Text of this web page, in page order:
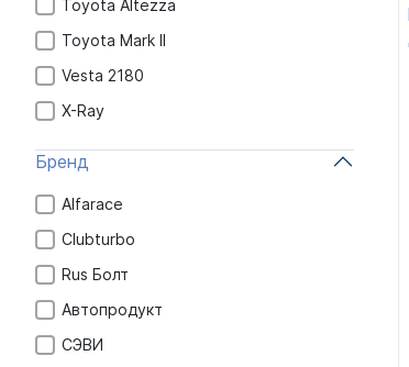
Toyota Altezza
Toyota Mark II
Vesta 2180
X-Ray
Бренд
Alfarace
Clubturbo
Rus Болт
Автопродукт
СЭВИ